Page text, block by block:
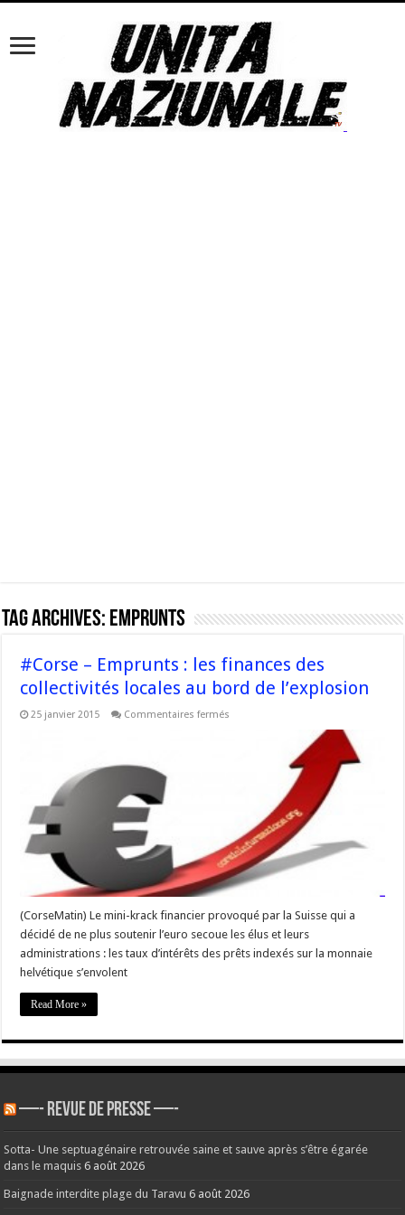
Tag Archives: Emprunts
#Corse – Emprunts : les finances des
collectivités locales au bord de l’explosion
25 janvier 2015 Commentaires fermés
collectivités
locales
bord
de
l’explosion
(CorseMatin) Le mini-krack financier provoqué par la Suisse qui a
décidé de ne plus soutenir l’euro secoue les élus et leurs
administrations : les taux d’intérêts des prêts indexés sur la monnaie
helvétique s’envolent
Read More »
—- REVUE DE PRESSE —-
Sotta- Une septuagénaire retrouvée saine et sauve après s’être égarée
dans le maquis 6 août 2026
Baignade interdite plage du Taravu 6 août 2026